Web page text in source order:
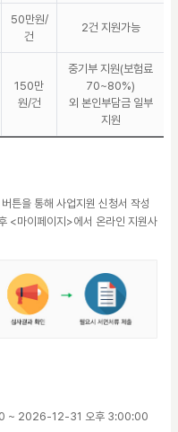
50만원/
건
2건 지원가능
150만
원/건
중기부 지원(보험료
70~80%)
외 본인부담금 일부
지원
튼을 통해 사업지원 신청서 작성
<마이페이지>에서 온라인 지원사
~ 2026-12-31 오후 3:00:00